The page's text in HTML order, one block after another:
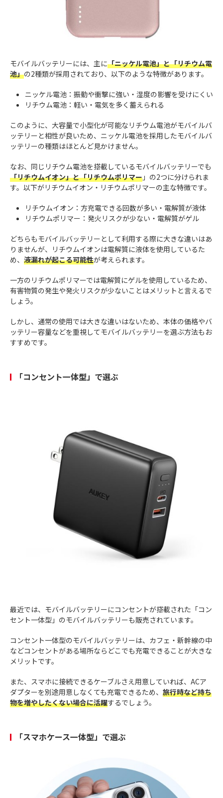
モバイルバッテリーには、主に「ニッケル電池」と「リチウム電
池」の2種類が採用されており、以下のような特徴があります。
ニッケル電池：振動や衝撃に強い・湿度の影響を受けにくい
リチウム電池：軽い・電気を多く蓄えられる
このように、大容量で小型化が可能なリチウム電池がモバイルバ
ッテリーと相性が良いため、ニッケル電池を採用したモバイルバ
ッテリーの種類はほとんど見かけません。
なお、同じリチウム電池を搭載しているモバイルバッテリーでも
「リチウムイオン」と「リチウムポリマー 」の2つに分けられま
す。以下がリチウムイオン・リチウムポリマーの主な特徴です。
リチウムイオン：方充電できる回数が多い・電解質が液体
リチウムポリマー：発火リスクが少ない・電解質がゲル
どちらもモバイルバッテリーとして利用する際に大きな違いはあ
りませんが、リチウムイオンは電解質に液体を使用しているた
め、 液漏れが起こる可能性が考えられます。
一方のリチウムポリマーでは電解質にゲルを使用しているため、
有害物質の発生や発火リスクが少ないことはメリットと言えるで
しょう。
しかし、通常の使用では大きな違いはないため、本体の価格やバ
ッテリー容量などを重視してモバイルバッテリーを選ぶ方法もお
すすめです。
「コンセント一体型」で選ぶ
最近では、モバイルバッテリーにコンセントが搭載された「コン
セント一体型」のモバイルバッテリーも販売されています。
コンセント一体型のモバイルバッテリーは、カフェ・新幹線の中
などコンセントがある場所ならどこでも充電できることが大きな
メリットです。
また、スマホに接続できるケーブルさえ用意していれば、ACア
ダプターを別途用意しなくても充電できるため、 旅行時など持ち
物を増やしたくない場合に活躍するでしょう。
「スマホケース一体型」で選ぶ